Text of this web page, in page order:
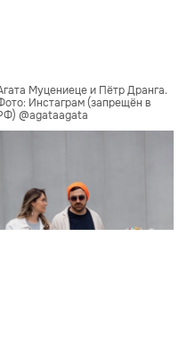
Муцениеце и Пётр Дранга.
Инстаграм (запрещён в
@agataagata